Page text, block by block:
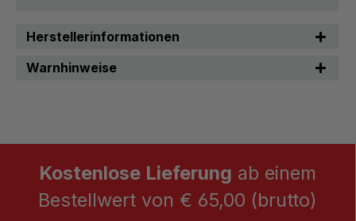
Herstellerinformationen
Warnhinweise
Kostenlose Lieferung ab einem
Bestellwert von € 65,00 (brutto)